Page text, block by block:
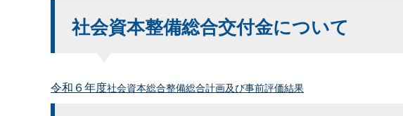
社会資本整備総合交付金について
令和６年度社会資本総合整備総合計画及び事前評価結果